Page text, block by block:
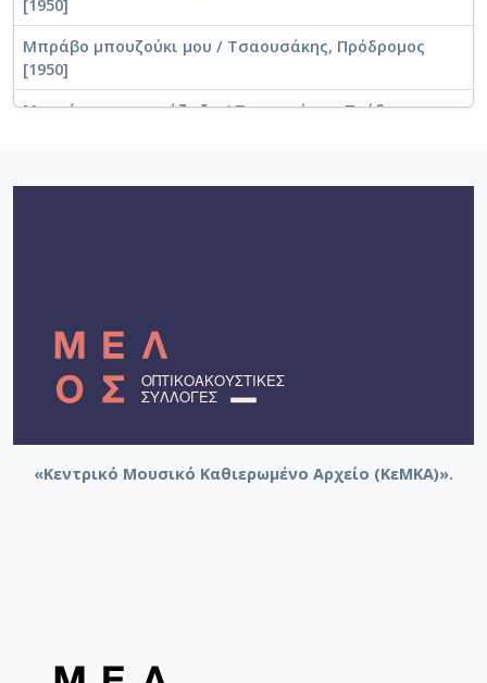
[1950]
Μπράβο μπουζούκι μου / Τσαουσάκης, Πρόδρομος
[1950]
Μπατίρω σε συμμάζωξα / Τσαουσάκης, Πρόδρομος
Πρόδρομος [1950]
Ένα τέτοιο παληκάρι / Στάμου, Ρένα [1950]
«Κεντρικό Μουσικό Καθιερωμένο Αρχείο (ΚεΜΚΑ)».